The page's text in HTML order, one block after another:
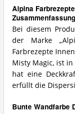
Alpina
Bei diesem
der Marke
Farbrezepte
Misty Magic, ist
hat eine
erfüllt die
Bunte Wandfarbe